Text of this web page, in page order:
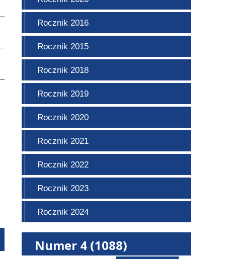
Rocznik 2016
Rocznik 2015
Rocznik 2018
Rocznik 2019
Rocznik 2020
Rocznik 2021
Rocznik 2022
Rocznik 2023
Rocznik 2024
Numer 4 (1088)